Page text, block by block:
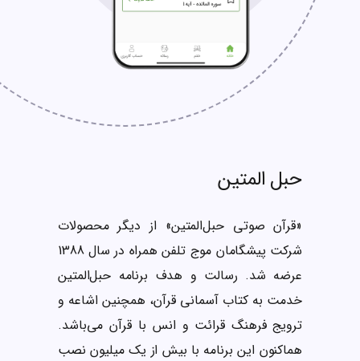
حبل المتین
«قرآن صوتی حبل‌المتین» از دیگر محصولات
شرکت پیشگامان موج تلفن همراه در سال 1388
عرضه شد. رسالت و هدف برنامه حبل‌المتین
خدمت به کتاب آسمانی قرآن، همچنین اشاعه و
ترویج فرهنگ قرائت و انس با قرآن می‌باشد.
هماکنون این برنامه با بیش از یک میلیون نصب